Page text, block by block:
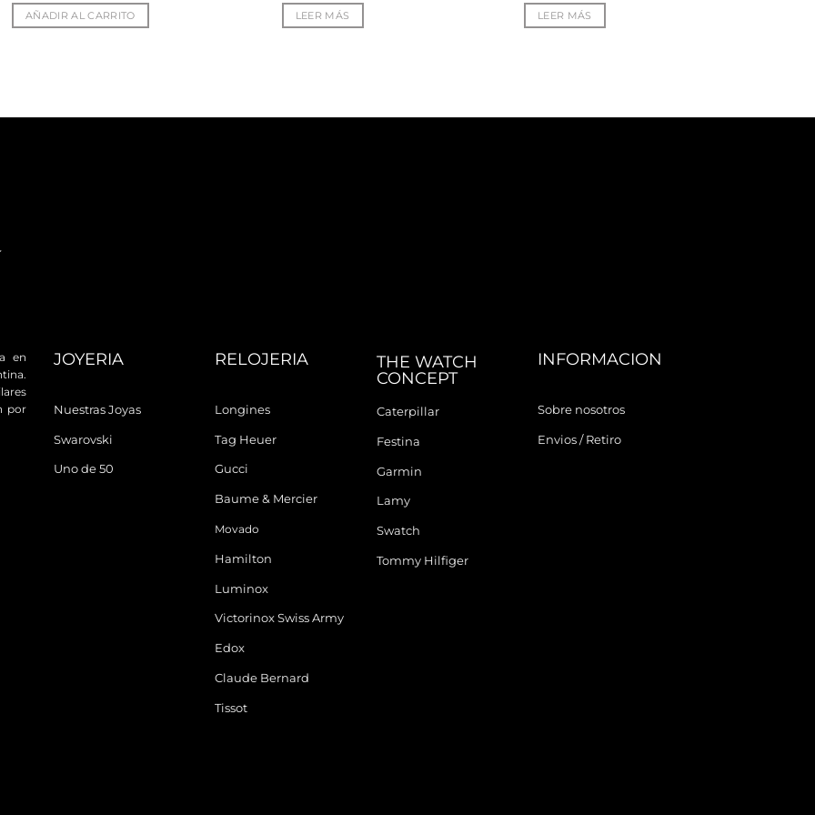
AÑADIR AL CARRITO LEER MÁS LEER MÁS
en
por
JOYERIA
Nuestras Joyas
Swarovski
Uno de 50
RELOJERIA
Longines
Tag Heuer
Gucci
Baume & Mercier
Movado
Hamilton
Luminox
Victorinox Swiss Army
Edox
Claude Bernard
Tissot
THE WATCH
CONCEPT
Caterpillar
Festina
Garmin
Lamy
Swatch
Tommy Hilfiger
INFORMACION
Sobre nosotros
Envios / Retiro